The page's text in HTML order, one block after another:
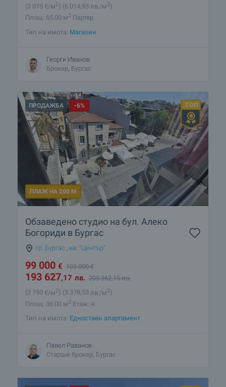
(3 075 €/м2) (6 014,93 лв./м2)
Площ: 65.00 м2 Партер
Тип на имота: Магазин
Георги Иванов
Брокер, Бургас
ПРОДАЖБА -6%
ПЛАЖ НА 200 М
Обзаведено студио на бул. Алеко
Богориди в Бургас
гр. Бургас , кв. "Център"
99 000 € 105 000€
193 627,17 лв. 205 362,15 лв.
(2 750 €/м2) (5 378,53 лв./м2)
Площ: 36.00 м2 Етаж: 4
Тип на имота: Едностаен апартамент
Павел Раванов
Старши брокер, Бургас